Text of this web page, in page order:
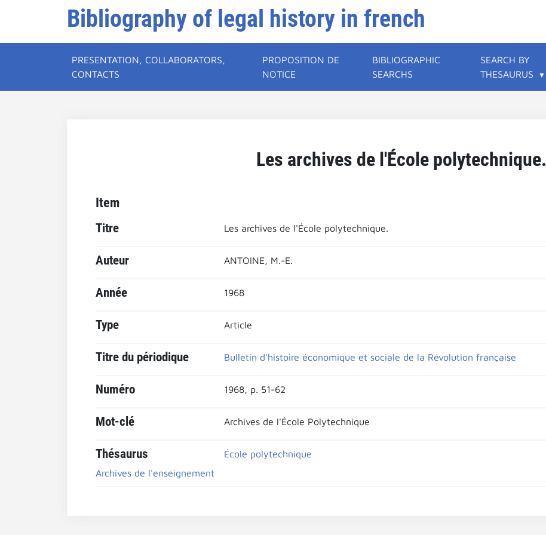
Bibliography of legal history in french
PRESENTATION, COLLABORATORS,
CONTACTS
PROPOSITION DE
NOTICE
BIBLIOGRAPHIC
SEARCHS
SEARCH BY
THESAURUS
Les archives de l'École polytechnique.
Item
Titre Les archives de l'École polytechnique.
Auteur ANTOINE, M.-E.
Année 1968
Type Article
Titre du périodique Bulletin d'histoire économique et sociale de la Révolution française
Numéro 1968, p. 51-62
Mot-clé Archives de l'École Polytechnique
Thésaurus
École polytechnique
Archives de l'enseignement